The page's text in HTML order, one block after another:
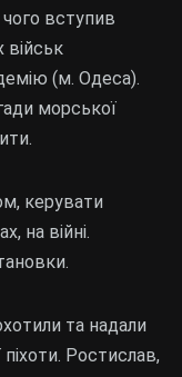
вступив
(м. Одеса).
морської
керувати
на війні.
та надали
Ростислав,